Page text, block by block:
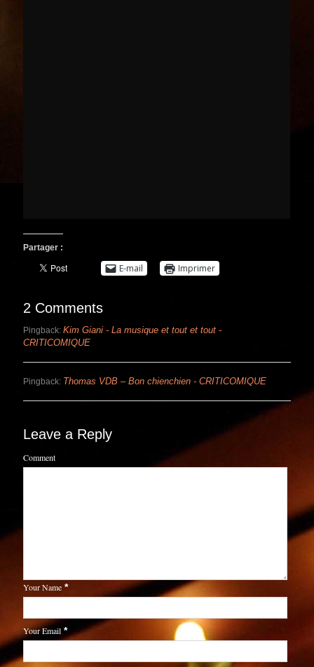
Partager :
E-mail Imprimer
2 Comments
Pingback:Kim Giani - La musique et tout et tout -
CRITICOMIQUE
Pingback: Thomas VDB – Bon chienchien - CRITICOMIQUE
Leave a Reply
Comment
Your Name *
Your Email *